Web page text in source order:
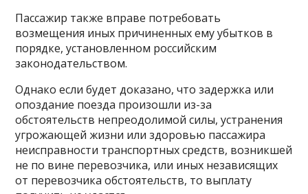
Пассажир также вправе потребовать
возмещения иных причиненных ему убытков в
порядке, установленном российским
законодательством.
Однако если будет доказано, что задержка или
опоздание поезда произошли из-за
обстоятельств непреодолимой силы, устранения
угрожающей жизни или здоровью пассажира
неисправности транспортных средств, возникшей
не по вине перевозчика, или иных независящих
от перевозчика обстоятельств, то выплату